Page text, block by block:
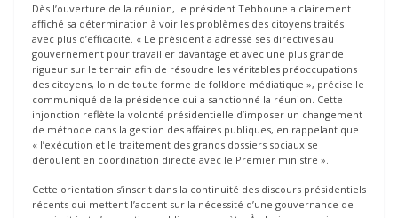
Dès l’ouverture de la réunion, le président Tebboune a clairement
affiché sa détermination à voir les problèmes des citoyens traités
avec plus d’efficacité. « Le président a adressé ses directives au
gouvernement pour travailler davantage et avec une plus grande
rigueur sur le terrain afin de résoudre les véritables préoccupations
des citoyens, loin de toute forme de folklore médiatique », précise le
communiqué de la présidence qui a sanctionné la réunion. Cette
injonction reflète la volonté présidentielle d’imposer un changement
de méthode dans la gestion des affaires publiques, en rappelant que
« l’exécution et le traitement des grands dossiers sociaux se
déroulent en coordination directe avec le Premier ministre ».
Cette orientation s’inscrit dans la continuité des discours présidentiels
récents qui mettent l’accent sur la nécessité d’une gouvernance de